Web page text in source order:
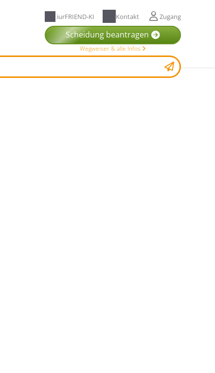
iurFRIEND-KI Kontakt Zugang
Scheidung beantragen
Wegweiser & alle Infos